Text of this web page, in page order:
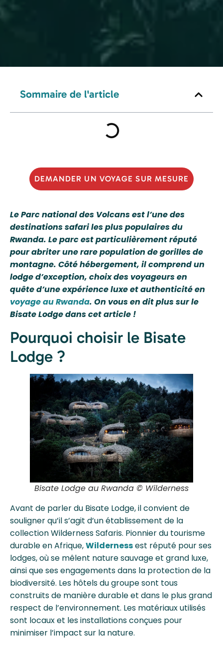
Le Parc national des Volcans est l’une des
destinations safari les plus populaires du
Rwanda. Le parc est particulièrement réputé
pour abriter une rare population de gorilles de
montagne. Côté hébergement, il comprend un
lodge d’exception, choix des voyageurs en
quête d’une expérience luxe et authenticité en
voyage au Rwanda. On vous en dit plus sur le
Bisate Lodge dans cet article !
Pourquoi choisir le Bisate
Lodge ?
Bisate Lodge au Rwanda © Wilderness
Avant de parler du Bisate Lodge, il convient de
souligner qu’il s’agit d’un établissement de la
collection Wilderness Safaris. Pionnier du tourisme
durable en Afrique,Wildernessest réputé pour ses
lodges, où se mêlent nature sauvage et grand luxe,
ainsi que ses engagements dans la protection de la
biodiversité. Les hôtels du groupe sont tous
construits de manière durable et dans le plus grand
respect de l’environnement. Les matériaux utilisés
sont locaux et les installations conçues pour
minimiser l’impact sur la nature.
Sommaire de l'article
DEMANDER UN VOYAGE SUR MESURE